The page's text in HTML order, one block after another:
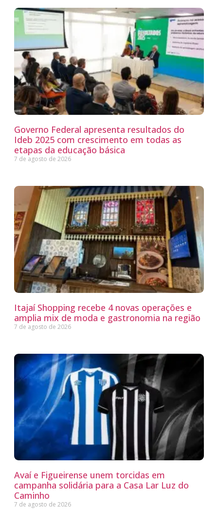
Governo Federal apresenta resultados do
Ideb 2025 com crescimento em todas as
etapas da educação básica
7 de agosto de 2026
Itajaí Shopping recebe 4 novas operações e
amplia mix de moda e gastronomia na região
7 de agosto de 2026
Avaí e Figueirense unem torcidas em
campanha solidária para a Casa Lar Luz do
Caminho
7 de agosto de 2026